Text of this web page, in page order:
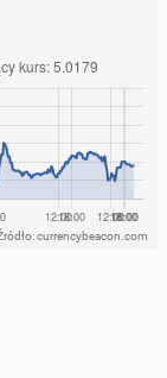
currencybeacon.com